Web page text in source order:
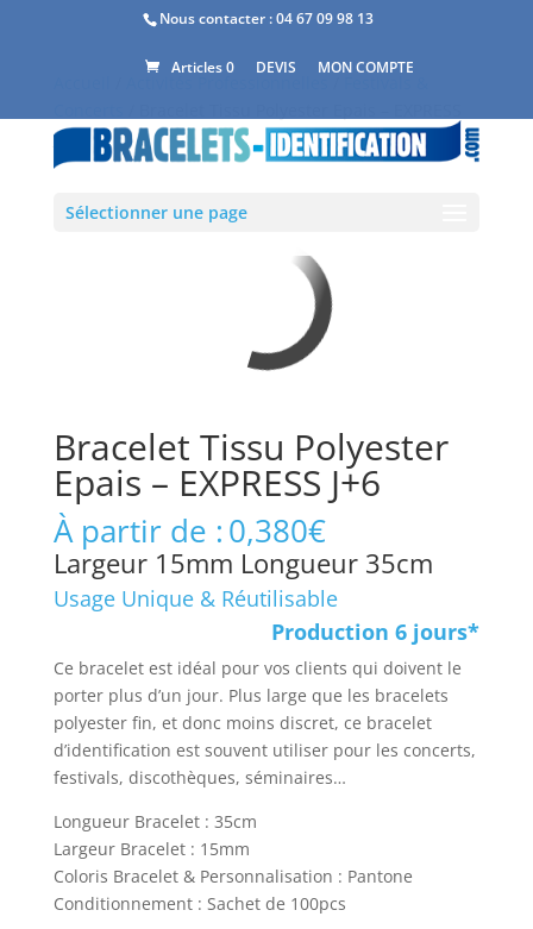
Nous contacter :04 67 09 98 13
Articles 0 DEVIS MON COMPTE
Sélectionner une page
J+6
Bracelet Tissu Polyester
Epais – EXPRESS J+6
À partir de :0,380€
Largeur 15mm Longueur 35cm
Usage Unique & Réutilisable
Production 6 jours*
Ce bracelet est idéal pour vos clients qui doivent le
porter plus d’un jour. Plus large que les bracelets
polyester fin, et donc moins discret, ce bracelet
d’identification est souvent utiliser pour les concerts,
festivals, discothèques, séminaires…
Longueur Bracelet : 35cm
Largeur Bracelet : 15mm
Coloris Bracelet & Personnalisation : Pantone
Conditionnement : Sachet de 100pcs